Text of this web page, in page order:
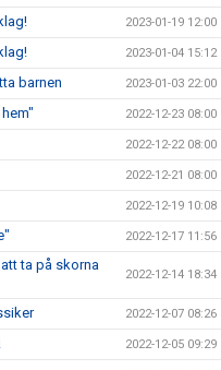
2023-01-19 12:00
2023-01-04 15:12
barnen 2023-01-03 22:00
2022-12-23 08:00
2022-12-22 08:00
2022-12-21 08:00
2022-12-19 10:08
2022-12-17 11:56
ta på skorna
2022-12-14 18:34
2022-12-07 08:26
2022-12-05 09:29